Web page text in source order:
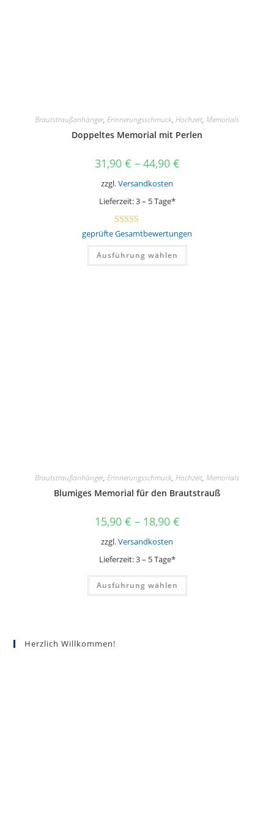
Brautstraußanhänger, Erinnerungsschmuck, Hochzeit, Memorials
Doppeltes Memorial mit Perlen
31,90 € – 44,90 €
zzgl.Versandkosten
Lieferzeit:3 – 5 Tage*
Bewertet mit
5.00von 5
geprüfte Gesamtbewertungen
Ausführung wählen
Dieses
weist
Brautstraußanhänger, Erinnerungsschmuck, Hochzeit, Memorials
Blumiges Memorial für den Brautstrauß
15,90 € – 18,90 €
zzgl.Versandkosten
Lieferzeit:3 – 5 Tage*
Ausführung wählen
Dieses
weist
Herzlich Willkommen!